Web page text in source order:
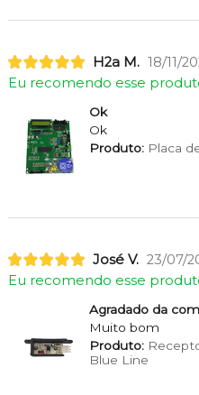
H2a M. 18/11/
Eu recomendo esse
Ok
Ok
Produto:Placa
José V. 23/07/
Eu recomendo esse
Agradado da
Muito bom
Produto:
Blue Line